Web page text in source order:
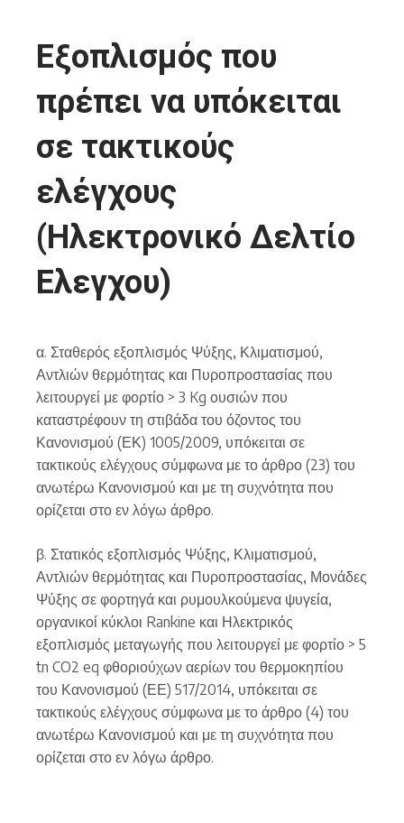
Εξοπλισμός που
πρέπει να υπόκειται
σε τακτικούς
ελέγχους
(Ηλεκτρονικό Δελτίο
Ελεγχου)
α. Σταθερός εξοπλισμός Ψύξης, Κλιματισμού,
Αντλιών θερμότητας και Πυροπροστασίας που
λειτουργεί με φορτίο > 3 Kg ουσιών που
καταστρέφουν τη στιβάδα του όζοντος του
Κανονισμού (ΕΚ) 1005/2009, υπόκειται σε
τακτικούς ελέγχους σύμφωνα με το άρθρο (23) του
ανωτέρω Κανονισμού και με τη συχνότητα που
ορίζεται στο εν λόγω άρθρο.
β. Στατικός εξοπλισμός Ψύξης, Κλιματισμού,
Αντλιών θερμότητας και Πυροπροστασίας, Μονάδες
Ψύξης σε φορτηγά και ρυμουλκούμενα ψυγεία,
οργανικοί κύκλοι Rankine και Ηλεκτρικός
εξοπλισμός μεταγωγής που λειτουργεί με φορτίο > 5
tn CO2 eq φθοριούχων αερίων του θερμοκηπίου
του Κανονισμού (ΕΕ) 517/2014, υπόκειται σε
τακτικούς ελέγχους σύμφωνα με το άρθρο (4) του
ανωτέρω Κανονισμού και με τη συχνότητα που
ορίζεται στο εν λόγω άρθρο.